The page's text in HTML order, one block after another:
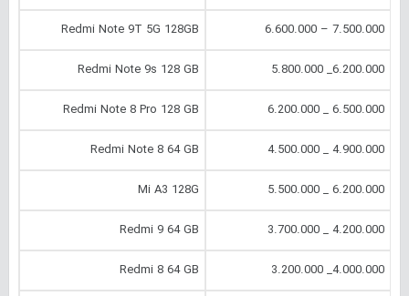
7.500.000 – 6.600.000
Redmi Note 9T 5G 128GB
6.200.000_ 5.800.000
Redmi Note 9s 128 GB
6.500.000 _ 6.200.000
Redmi Note 8 Pro 128 GB
4.900.000 _ 4.500.000
Redmi Note 8 64 GB
6.200.000 _ 5.500.000
Mi A3 128G
4.200.000 _ 3.700.000
Redmi 9 64 GB
4.000.000_ 3.200.000
Redmi 8 64 GB